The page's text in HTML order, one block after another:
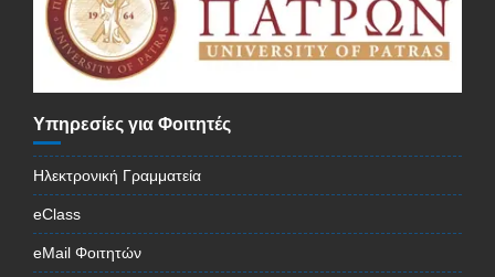
Υπηρεσίες για Φοιτητές
Ηλεκτρονική Γραμματεία
eClass
eMail Φοιτητών